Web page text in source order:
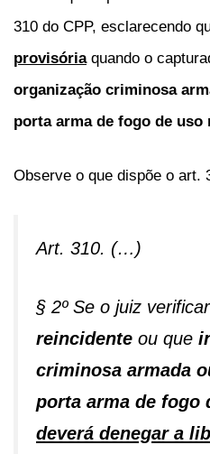
310 do CPP, esclarecendo
provisóriaquando o
organização criminosa
porta arma de fogo de uso
Observe o que dispõe o art.
Art. 310. (…)
§ 2º Se o juiz
reincidente ou que
criminosa armada
porta arma de fogo
deverá denegar a